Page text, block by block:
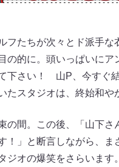
フたちが次々とド派手
の的に。頭いっぱいに
下さい！ 山P、今すぐ
たスタジオは、終始和や
の間。この後、「山下
！」と断言しながら、
ジオの爆笑をさらいま